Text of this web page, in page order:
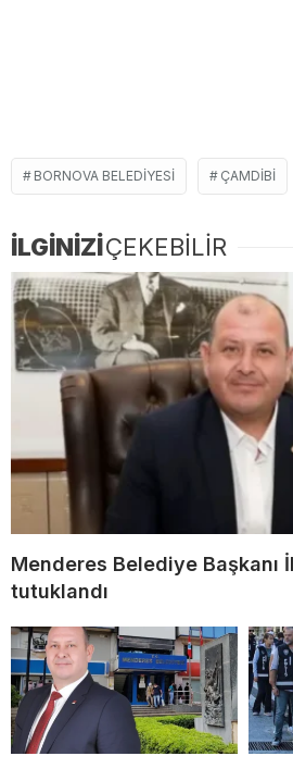
BORNOVA BELEDIYESI ÇAMDIBI
İLGİNİZİÇEKEBİLİR
Menderes Belediye Başkanı
tutuklandı